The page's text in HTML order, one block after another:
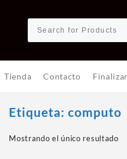
Tienda Contacto
Etiqueta:computo
Mostrando el único resultado